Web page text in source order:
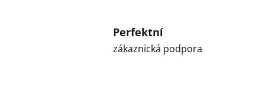
Perfektní
zákaznická podpora